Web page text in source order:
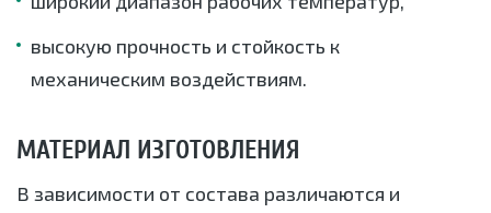
высокую прочность и стойкость к
механическим воздействиям.
МАТЕРИАЛ ИЗГОТОВЛЕНИЯ
В зависимости от состава различаются и